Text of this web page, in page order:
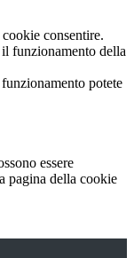
consentire.
funzionamento della
potete
essere
pagina della cookie